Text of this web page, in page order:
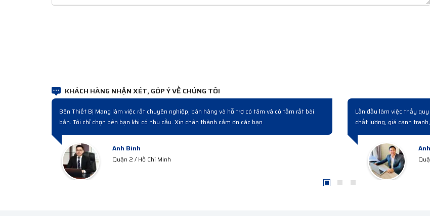
KHÁCH HÀNG NHẬN XÉT, GÓP Ý VỀ CHÚNG TÔI
cách làm chuyên nghiệp. Sản phẩm
Đợt rồi công ty cải tạo nâng cấp hệ thống có mua mấy bộ switch bên này. Làm việc chuyên
nghiệp từ lúc hỏi mua đến giao hàng và bàn giao rất chuyên nghiệp...